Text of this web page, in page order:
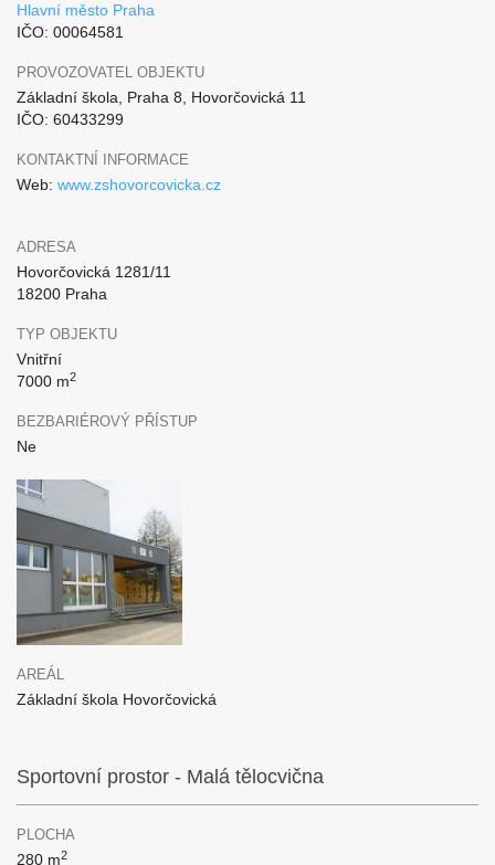
Hlavní město Praha
IČO: 00064581
PROVOZOVATEL OBJEKTU
Základní škola, Praha 8, Hovorčovická 11
IČO: 60433299
KONTAKTNÍ INFORMACE
Web: www.zshovorcovicka.cz
ADRESA
Hovorčovická 1281/11
18200 Praha
TYP OBJEKTU
Vnitřní
7000 m2
BEZBARIÉROVÝ PŘÍSTUP
Ne
AREÁL
Základní škola Hovorčovická
Sportovní prostor - Malá tělocvična
PLOCHA
280 m2